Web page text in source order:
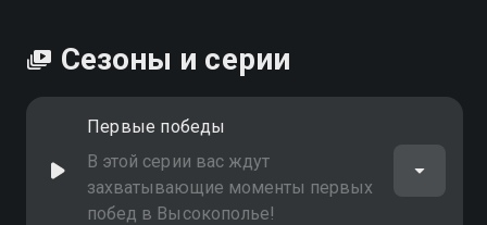
Сезоны и серии
Первые победы
В этой серии вас ждут
захватывающие моменты первых
побед в Высокополье!